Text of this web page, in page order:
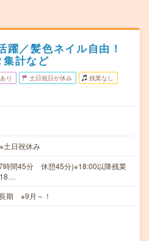
／髪色ネイル自由！
計など
り 土日祝日が休み 残業なし
日祝休み
時間45分 休憩45分)※18:00以降残業
18…
期 ※9月～！